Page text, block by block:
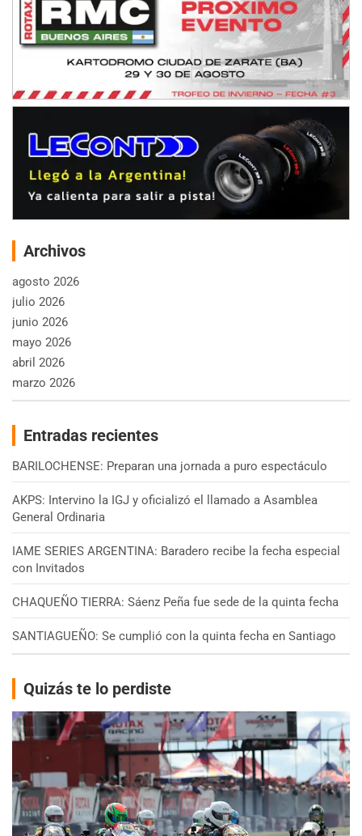
Archivos
agosto 2026
julio 2026
junio 2026
mayo 2026
abril 2026
marzo 2026
Entradas recientes
BARILOCHENSE: Preparan una jornada a puro espectáculo
AKPS: Intervino la IGJ y oficializó el llamado a Asamblea
General Ordinaria
IAME SERIES ARGENTINA: Baradero recibe la fecha especial
con Invitados
CHAQUEÑO TIERRA: Sáenz Peña fue sede de la quinta fecha
SANTIAGUEÑO: Se cumplió con la quinta fecha en Santiago
Quizás te lo perdiste